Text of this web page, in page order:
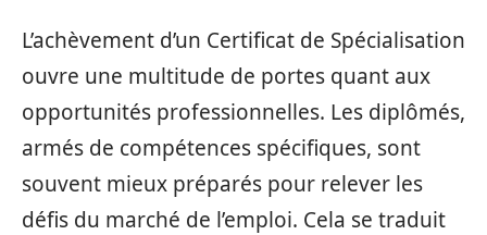
L’achèvement d’un Certificat de Spécialisation
ouvre une multitude de portes quant aux
opportunités professionnelles. Les diplômés,
armés de compétences spécifiques, sont
souvent mieux préparés pour relever les
défis du marché de l’emploi. Cela se traduit